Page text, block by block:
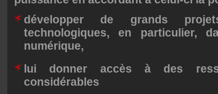
développer de grands
technologiques, en particulier,
numérique,
lui donner accès à des
considérables